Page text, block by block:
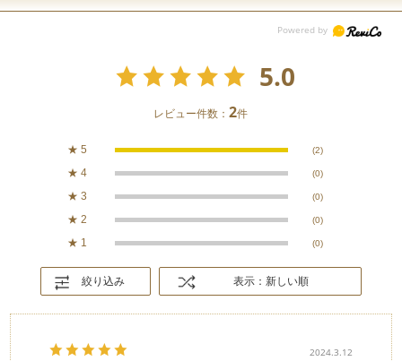
5.0
レビュー件数：2件
★ 5 (2)
★ 4 (0)
★ 3 (0)
★ 2 (0)
★ 1 (0)
絞り込み 表示：新しい順
2024.3.12